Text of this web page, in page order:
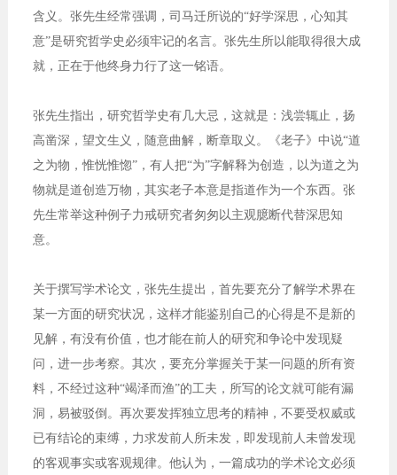
含义。张先生经常强调，司马迁所说的“好学深思，心知其
意”是研究哲学史必须牢记的名言。张先生所以能取得很大成
就，正在于他终身力行了这一铭语。
张先生指出，研究哲学史有几大忌，这就是：浅尝辄止，扬
高凿深，望文生义，随意曲解，断章取义。《老子》中说“道
之为物，惟恍惟惚”，有人把“为”字解释为创造，以为道之为
物就是道创造万物，其实老子本意是指道作为一个东西。张
先生常举这种例子力戒研究者匆匆以主观臆断代替深思知
意。
关于撰写学术论文，张先生提出，首先要充分了解学术界在
某一方面的研究状况，这样才能鉴别自己的心得是不是新的
见解，有没有价值，也才能在前人的研究和争论中发现疑
问，进一步考察。其次，要充分掌握关于某一问题的所有资
料，不经过这种“竭泽而渔”的工夫，所写的论文就可能有漏
洞，易被驳倒。再次要发挥独立思考的精神，不要受权威或
已有结论的束缚，力求发前人所未发，即发现前人未曾发现
的客观事实或客观规律。他认为，一篇成功的学术论文必须